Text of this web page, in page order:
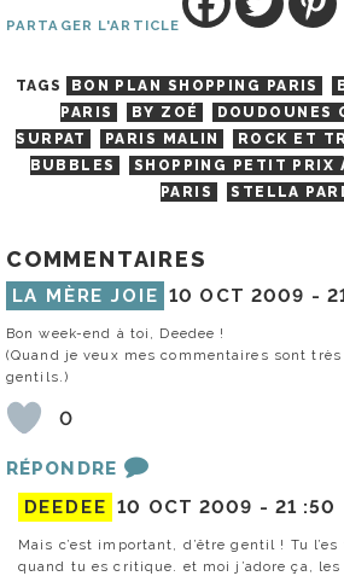
PARTAGER L'ARTICLE
TAGS BON PLAN SHOPPING PARIS
PARIS
BY ZOÉ DOUDOUNES
SURPAT
PARIS MALIN ROCK ET
BUBBLES
SHOPPING PETIT PRIX
PARIS
STELLA
COMMENTAIRES
LA MÈRE JOIE 10 OCT 2009 -
Bon week-end à toi, Deedee !
(Quand je veux mes commentaires sont
gentils.)
0
RÉPONDRE
DEEDEE 10 OCT 2009 - 21 :50
Mais c’est important, d’être gentil ! Tu
quand tu es critique. et moi j’adore ça, les